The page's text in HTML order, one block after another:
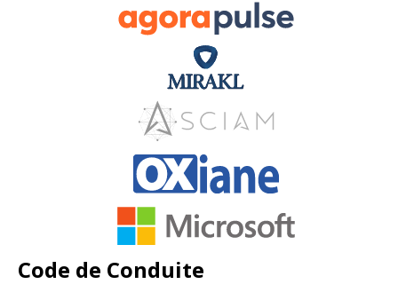
Code de Conduite